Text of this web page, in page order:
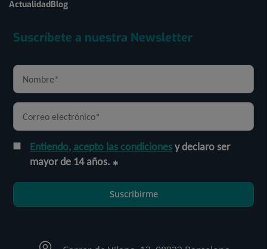
ActualidadBlog
Suscríbete a nuestra Newsletter
Entiendo, acepto las condicionesy declaro ser
mayor de 14 años.
Suscribirme